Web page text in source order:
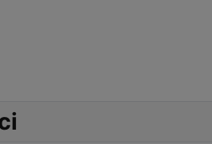
Krakowskiego Salonu Poezji w